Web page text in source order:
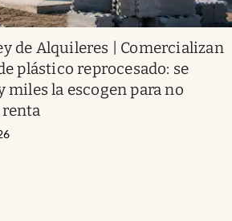
de Alquileres | Comercializan
plástico reprocesado: se
miles la escogen para no